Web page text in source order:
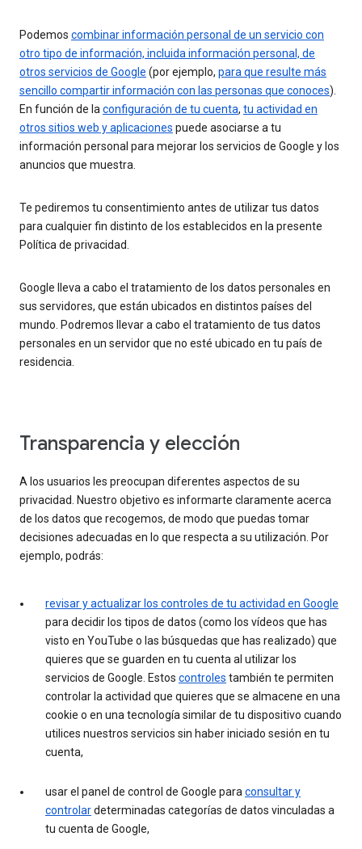
Podemos combinar información personal de un servicio con
otro tipo de información, incluida información personal, de
otros servicios de Google (por ejemplo, para que resulte más
sencillo compartir información con las personas que conoces).
En función de laconfiguración de tu cuenta, tu actividad en
otros sitios web y aplicaciones puede asociarse a tu
información personal para mejorar los servicios de Google y los
anuncios que muestra.
Te pediremos tu consentimiento antes de utilizar tus datos
para cualquier fin distinto de los establecidos en la presente
Política de privacidad.
Google lleva a cabo el tratamiento de los datos personales en
sus servidores, que están ubicados en distintos países del
mundo. Podremos llevar a cabo el tratamiento de tus datos
personales en un servidor que no esté ubicado en tu país de
residencia.
Transparencia y elección
A los usuarios les preocupan diferentes aspectos de su
privacidad. Nuestro objetivo es informarte claramente acerca
de los datos que recogemos, de modo que puedas tomar
decisiones adecuadas en lo que respecta a su utilización. Por
ejemplo, podrás:
revisar y actualizar los controles de tu actividad en Google
para decidir los tipos de datos (como los vídeos que has
visto en YouTube o las búsquedas que has realizado) que
quieres que se guarden en tu cuenta al utilizar los
servicios de Google. Estos controles también te permiten
controlar la actividad que quieres que se almacene en una
cookie o en una tecnología similar de tu dispositivo cuando
utilices nuestros servicios sin haber iniciado sesión en tu
cuenta,
usar el panel de control de Google paraconsultar y
controlardeterminadas categorías de datos vinculadas a
tu cuenta de Google,